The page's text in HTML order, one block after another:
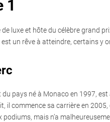
1
de luxe et hôte du célèbre grand
un rêve à atteindre, certains y
du pays né à Monaco en 1997,
il commence sa carrière en
mais n’a